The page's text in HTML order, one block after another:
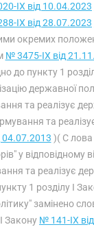
IX від 10.04.2023
IX від 28.07.2023
окремих
№ 3475-IX від
до пункту 1
державної
та реалізує
та
04.07.2013 )( С лова
у відповідному
та реалізує
1 розділу I
замінено
I Закону № 141-IX